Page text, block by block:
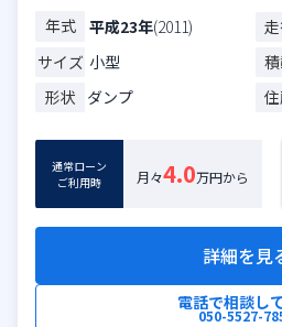
年式 平成23年(2011)
サイズ 小型
形状 ダンプ
通常ローン
ご利用時
月々4.0万円から
詳細を見
電話で相談し
050-5527-